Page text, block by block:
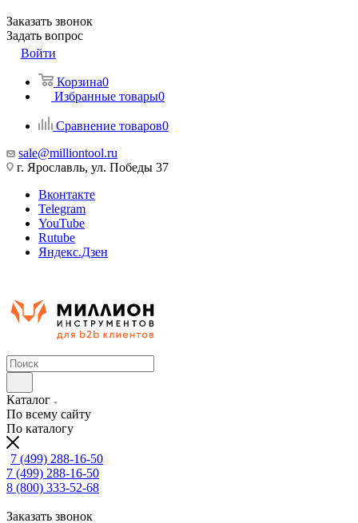
Заказать звонок
Задать вопрос
Войти
Корзина0
Избранные товары0
Сравнение товаров0
sale@milliontool.ru
г. Ярославль, ул. Победы 37
Вконтакте
Telegram
YouTube
Rutube
Яндекс.Дзен
Каталог
По всему сайту
По каталогу
7 (499) 288-16-50
7 (499) 288-16-50
8 (800) 333-52-68
Заказать звонок